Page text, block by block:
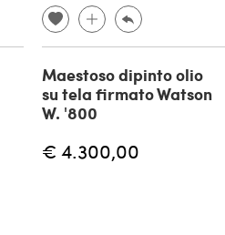
Maestoso dipinto olio
su tela firmato Watson
W. '800
€ 4.300,00